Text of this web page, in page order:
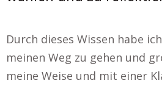
Durch dieses Wissen habe
meinen Weg zu gehen und
meine Weise und mit einer